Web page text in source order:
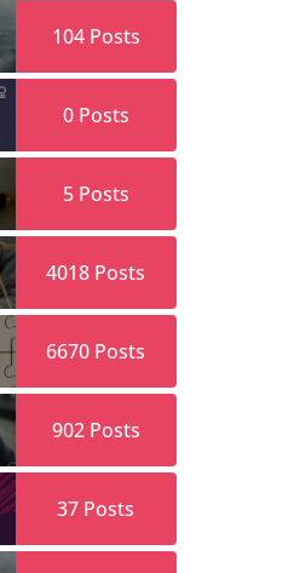
104Posts
0Posts
5Posts
4018 Posts
6670 Posts
902Posts
37 Posts